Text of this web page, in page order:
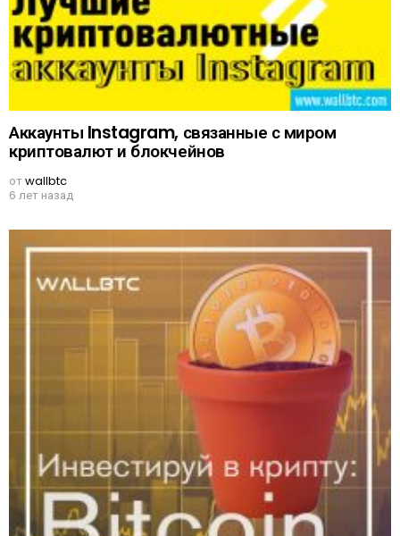
Аккаунты Instagram, связанные с миром
криптовалют и блокчейнов
отwallbtc
6 лет назад